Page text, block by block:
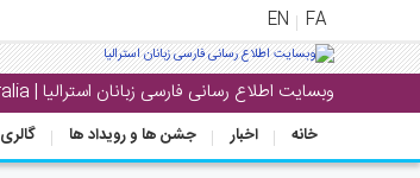
FA
EN
وبسایت اطلاع رسانی فارسی زبانان استرالیا | Voice Of Australia
خانه اخبار جشن ها و رویداد ها گالری
اصلی
خانه